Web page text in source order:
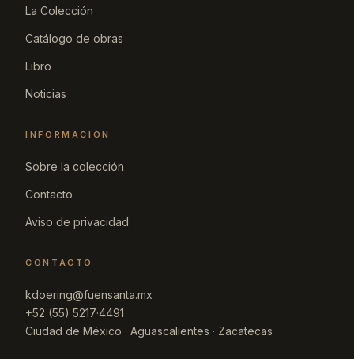
La Colección
Catálogo de obras
Libro
Noticias
INFORMACIÓN
Sobre la colección
Contacto
Aviso de privacidad
CONTACTO
kdoering@fuensanta.mx
+52 (55) 5217·4491
Ciudad de México · Aguascalientes · Zacatecas